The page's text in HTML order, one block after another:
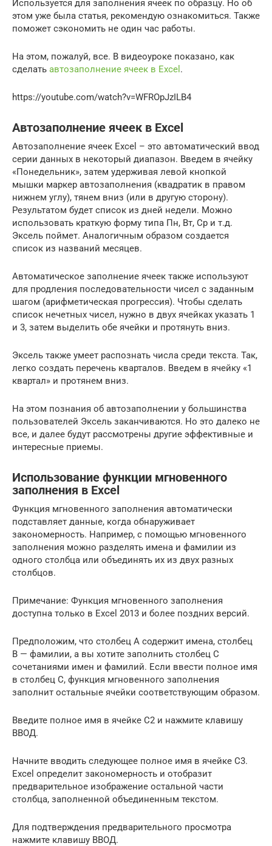
Используется для заполнения ячеек по образцу. Но об
этом уже была статья, рекомендую ознакомиться. Также
поможет сэкономить не один час работы.
На этом, пожалуй, все. В видеоуроке показано, как
сделать автозаполнение ячеек в Excel .
https://youtube.com/watch?v=WFROpJzILB4
Автозаполнение ячеек в Excel
Автозаполнение ячеек Excel – это автоматический ввод
серии данных в некоторый диапазон. Введем в ячейку
«Понедельник», затем удерживая левой кнопкой
мышки маркер автозаполнения (квадратик в правом
нижнем углу), тянем вниз (или в другую сторону).
Результатом будет список из дней недели. Можно
использовать краткую форму типа Пн, Вт, Ср и т.д.
Эксель поймет. Аналогичным образом создается
список из названий месяцев.
Автоматическое заполнение ячеек также используют
для продления последовательности чисел c заданным
шагом (арифметическая прогрессия). Чтобы сделать
список нечетных чисел, нужно в двух ячейках указать 1
и 3, затем выделить обе ячейки и протянуть вниз.
Эксель также умеет распознать числа среди текста. Так,
легко создать перечень кварталов. Введем в ячейку «1
квартал» и протянем вниз.
На этом познания об автозаполнении у большинства
пользователей Эксель заканчиваются. Но это далеко не
все, и далее будут рассмотрены другие эффективные и
интересные приемы.
Использование функции мгновенного
заполнения в Excel
Функция мгновенного заполнения автоматически
подставляет данные, когда обнаруживает
закономерность. Например, с помощью мгновенного
заполнения можно разделять имена и фамилии из
одного столбца или объединять их из двух разных
столбцов.
Примечание: Функция мгновенного заполнения
доступна только в Excel 2013 и более поздних версий.
Предположим, что столбец A содержит имена, столбец
B — фамилии, а вы хотите заполнить столбец C
сочетаниями имен и фамилий. Если ввести полное имя
в столбец C, функция мгновенного заполнения
заполнит остальные ячейки соответствующим образом.
Введите полное имя в ячейке C2 и нажмите клавишу
ВВОД.
Начните вводить следующее полное имя в ячейке C3.
Excel определит закономерность и отобразит
предварительное изображение остальной части
столбца, заполненной объединенным текстом.
Для подтверждения предварительного просмотра
нажмите клавишу ВВОД.